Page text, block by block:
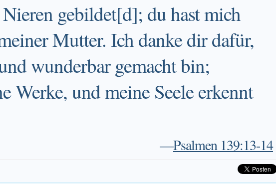
gebildet[d]; du hast mich
Mutter. Ich danke dir dafür,
wunderbar gemacht bin;
Werke, und meine Seele erkennt
—Psalmen 139:13-14